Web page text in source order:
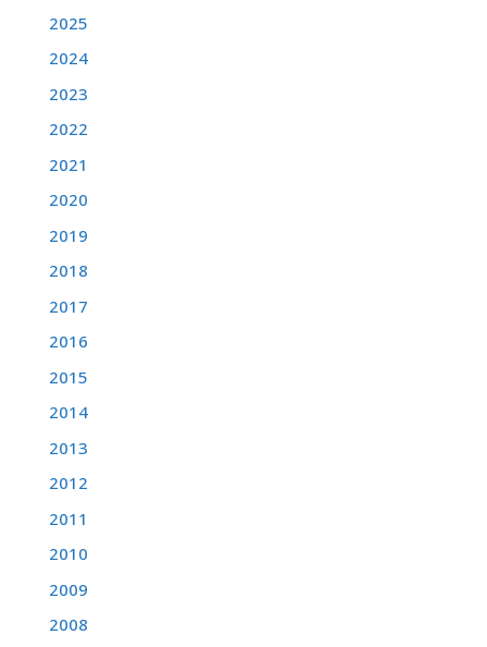
2025
2024
2023
2022
2021
2020
2019
2018
2017
2016
2015
2014
2013
2012
2011
2010
2009
2008